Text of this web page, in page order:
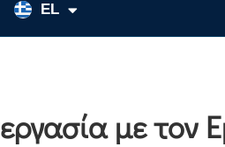
EL
FR
με τον